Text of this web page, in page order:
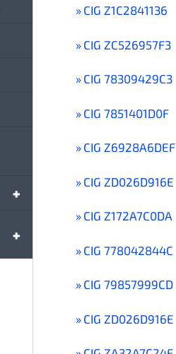
+
+
CIG Z1C2841136
CIG ZC526957F3
CIG 78309429C3
CIG 7851401D0F
CIG Z6928A6DEF
CIG ZD026D916E
CIG Z172A7C0DA
CIG 778042844C
CIG 79857999CD
CIG ZD026D916E